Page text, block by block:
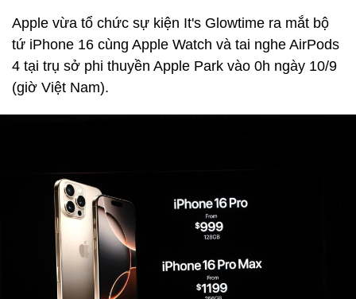
Apple vừa tổ chức sự kiện It's Glowtime ra mắt bộ
tứ iPhone 16 cùng Apple Watch và tai nghe AirPods
4 tại trụ sở phi thuyền Apple Park vào 0h ngày 10/9
(giờ Việt Nam).